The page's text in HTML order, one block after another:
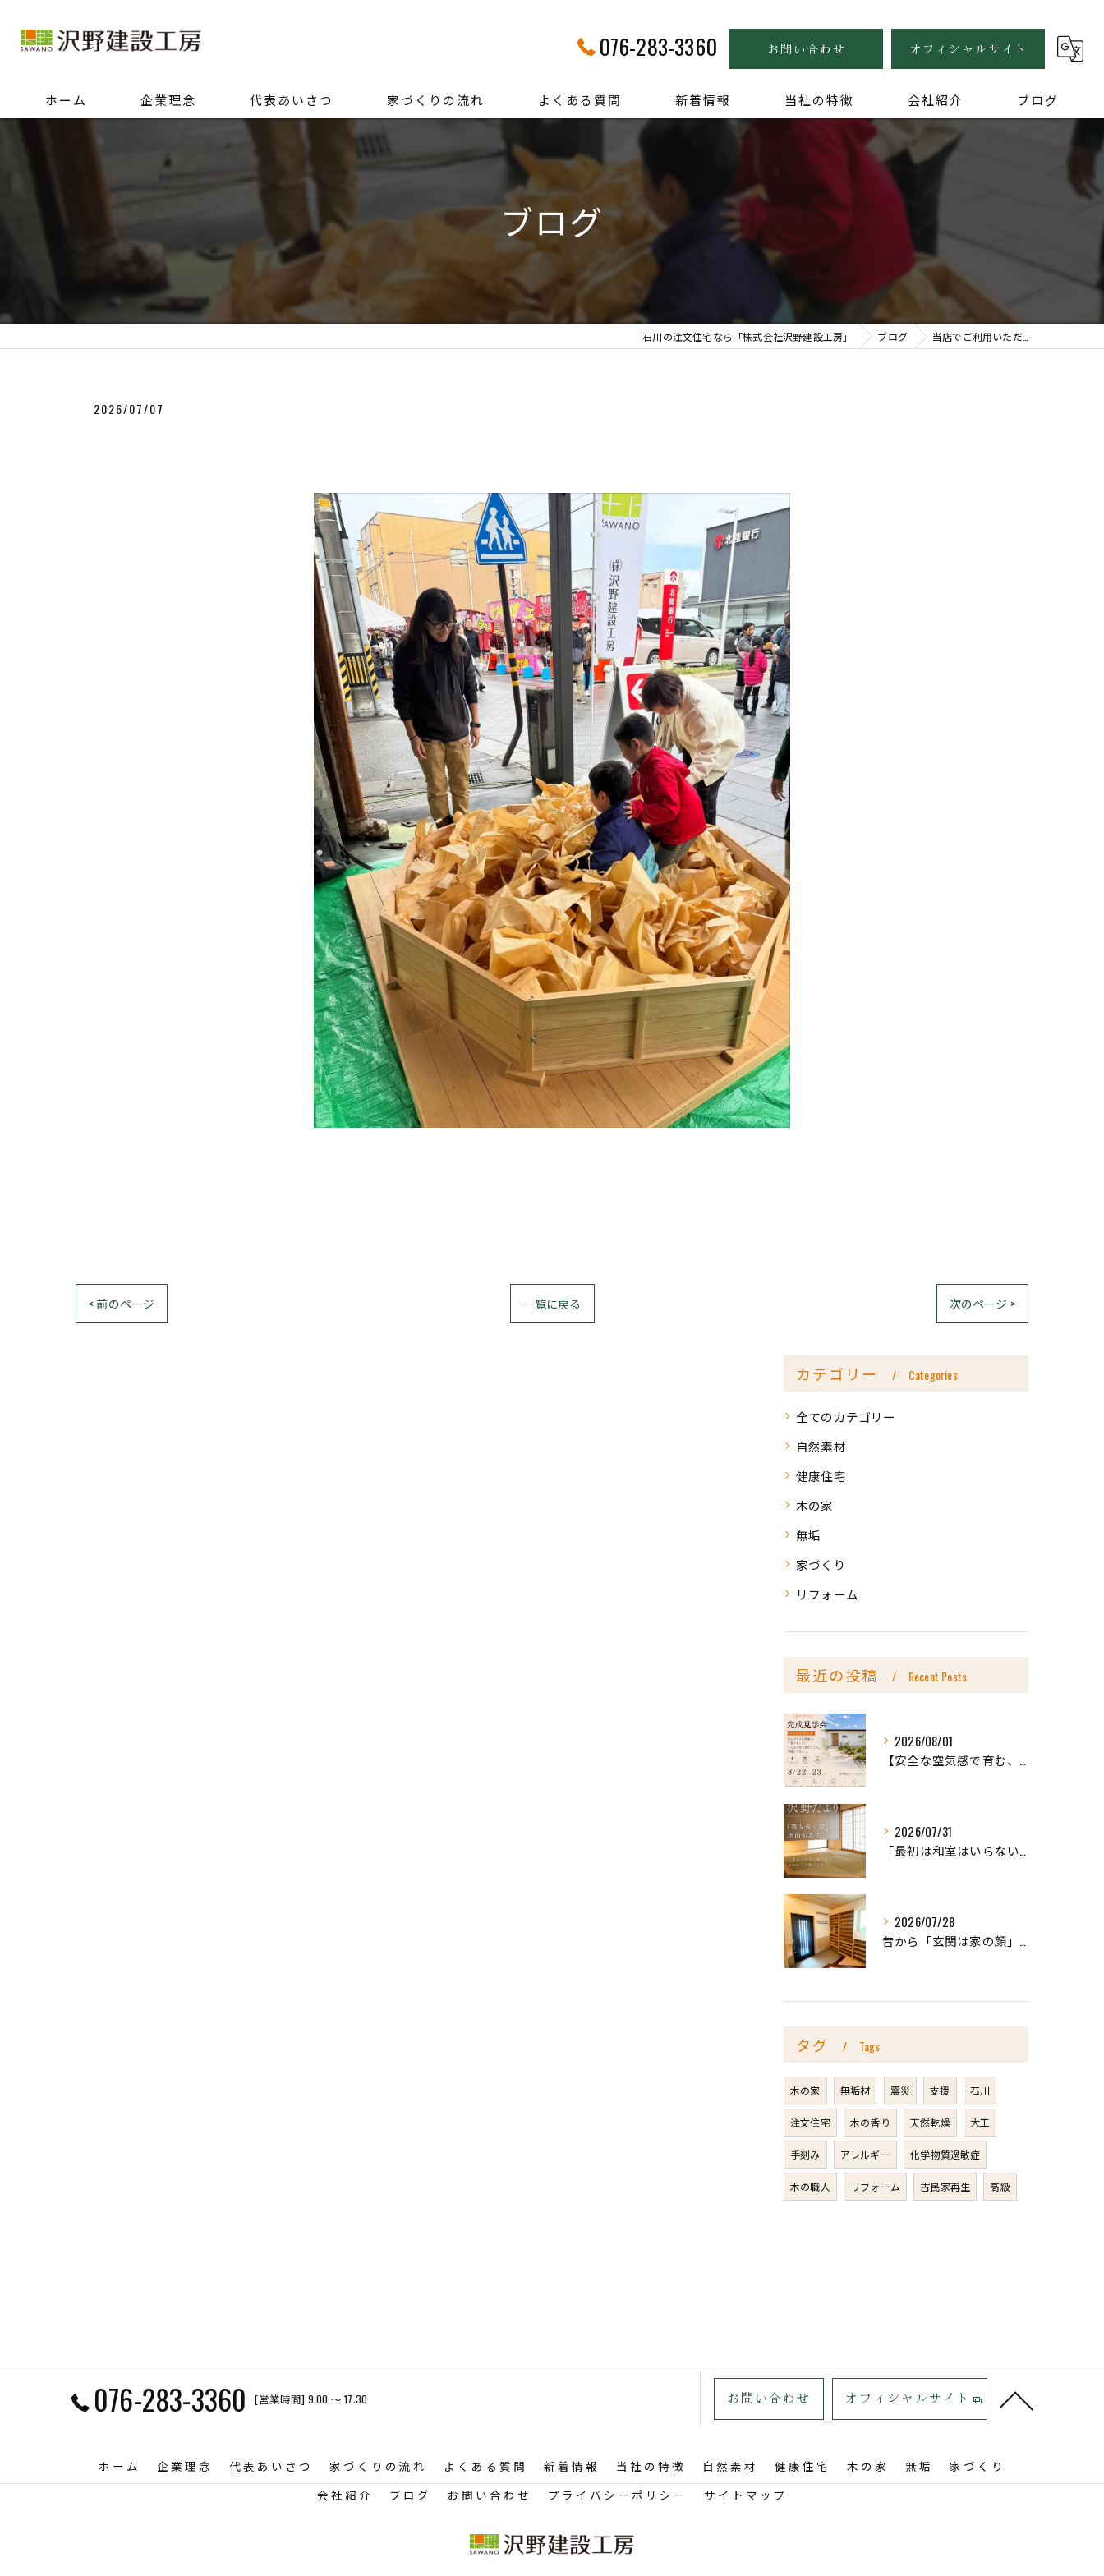
076-283-3360 お問い合わせ オフィシャルサイト
ホーム 企業理念 代表あいさつ 家づくりの流れ よくある質問 新着情報 当社の特徴
家づくり
会社紹介 ブログ
ブログ
石川の注文住宅なら「株式会社沢野建設工房」 ブログ 当店でご利用いただ…
2026/07/07
< 前のページ 一覧に戻る 次のページ >
カテゴリー Categories
全てのカテゴリー
自然素材
健康住宅
木の家
無垢
家づくり
リフォーム
最近の投稿 Recent Posts
2026/08/01
【安全な空気感で育む、天然木の家ー完成内見会】
2026/07/31
「最初は和室はいらないかな、と思っていたけれど…」
2026/07/28
昔から「玄関は家の顔」と言われています。
タグ Tags
木の家 無垢材 震災 支援 石川
注文住宅 木の香り 天然乾燥 大工
手刻み アレルギー 化学物質過敏症
木の職人 リフォーム 古民家再生 高級
076-283-3360 [営業時間] 9:00 〜 17:30 お問い合わせ オフィシャルサイト
ホーム 企業理念 代表あいさつ 家づくりの流れ よくある質問 新着情報 当社の特徴 自然素材 健康住宅 木の家 無垢
家づくり
会社紹介
ブログ お問い合わせ プライバシーポリシー サイトマップ